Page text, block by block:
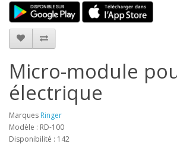
Micro-module
électrique
Marques Ringer
Modèle : RD-100
Disponibilité : 142